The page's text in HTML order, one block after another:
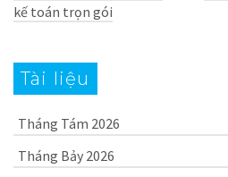
kế toán trọn gói
Tài liệu
Tháng Tám 2026
Tháng Bảy 2026